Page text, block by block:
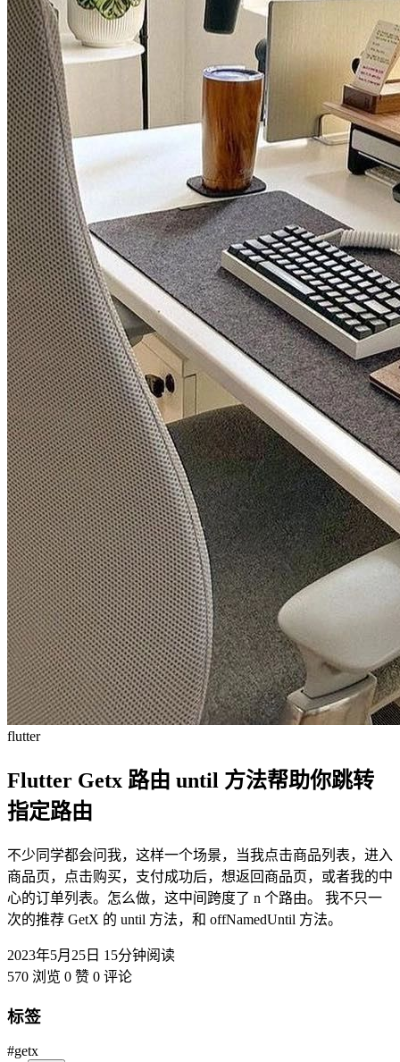
flutter
Flutter Getx 路由 until 方法帮助你跳转
指定路由
不少同学都会问我，这样一个场景，当我点击商品列表，进入
商品页，点击购买，支付成功后，想返回商品页，或者我的中
心的订单列表。怎么做，这中间跨度了 n 个路由。 我不只一
次的推荐 GetX 的 until 方法，和 offNamedUntil 方法。
2023年5月25日 15分钟阅读
570 浏览 0 赞 0 评论
标签
#getx